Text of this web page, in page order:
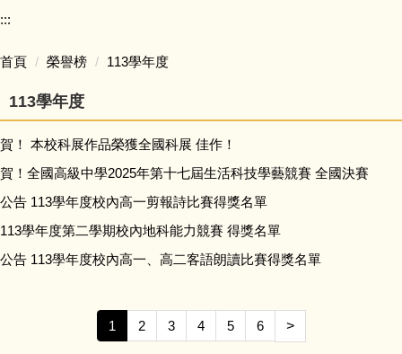
:::
首頁 榮譽榜 113學年度
113學年度
賀！ 本校科展作品榮獲全國科展 佳作！
賀！全國高級中學2025年第十七屆生活科技學藝競賽 全國決賽
公告 113學年度校內高一剪報詩比賽得獎名單
113學年度第二學期校內地科能力競賽 得獎名單
公告 113學年度校內高一、高二客語朗讀比賽得獎名單
1 2 3 4 5 6 >